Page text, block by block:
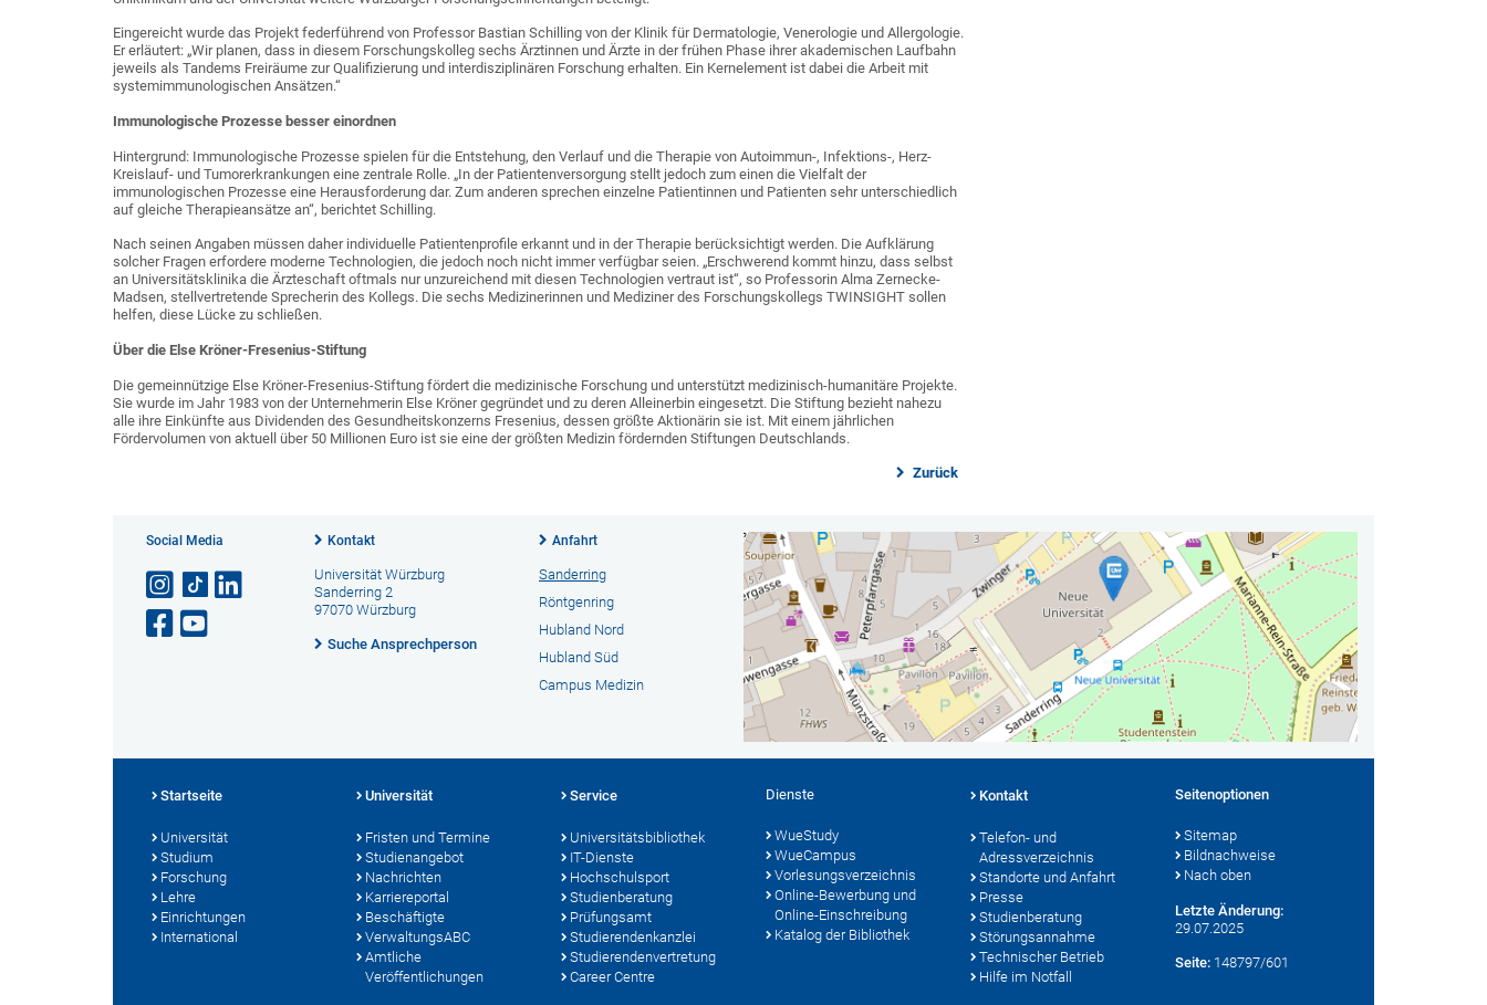
Eingereicht wurde das Projekt federführend von Professor Bastian Schilling von der Klinik für Dermatologie, Venerologie und Allergologie.
Er erläutert: „Wir planen, dass in diesem Forschungskolleg sechs Ärztinnen und Ärzte in der frühen Phase ihrer akademischen Laufbahn
jeweils als Tandems Freiräume zur Qualifizierung und interdisziplinären Forschung erhalten. Ein Kernelement ist dabei die Arbeit mit
systemimmunologischen Ansätzen.“
Immunologische Prozesse besser einordnen
Hintergrund: Immunologische Prozesse spielen für die Entstehung, den Verlauf und die Therapie von Autoimmun-, Infektions-, Herz-
Kreislauf- und Tumorerkrankungen eine zentrale Rolle. „In der Patientenversorgung stellt jedoch zum einen die Vielfalt der
immunologischen Prozesse eine Herausforderung dar. Zum anderen sprechen einzelne Patientinnen und Patienten sehr unterschiedlich
auf gleiche Therapieansätze an“, berichtet Schilling.
Nach seinen Angaben müssen daher individuelle Patientenprofile erkannt und in der Therapie berücksichtigt werden. Die Aufklärung
solcher Fragen erfordere moderne Technologien, die jedoch noch nicht immer verfügbar seien. „Erschwerend kommt hinzu, dass selbst
an Universitätsklinika die Ärzteschaft oftmals nur unzureichend mit diesen Technologien vertraut ist“, so Professorin Alma Zernecke-
Madsen, stellvertretende Sprecherin des Kollegs. Die sechs Medizinerinnen und Mediziner des Forschungskollegs TWINSIGHT sollen
helfen, diese Lücke zu schließen.
Über die Else Kröner-Fresenius-Stiftung
Die gemeinnützige Else Kröner-Fresenius-Stiftung fördert die medizinische Forschung und unterstützt medizinisch-humanitäre Projekte.
Sie wurde im Jahr 1983 von der Unternehmerin Else Kröner gegründet und zu deren Alleinerbin eingesetzt. Die Stiftung bezieht nahezu
alle ihre Einkünfte aus Dividenden des Gesundheitskonzerns Fresenius, dessen größte Aktionärin sie ist. Mit einem jährlichen
Fördervolumen von aktuell über 50 Millionen Euro ist sie eine der größten Medizin fördernden Stiftungen Deutschlands.
Zurück
Social Media Kontakt
Universität Würzburg
Sanderring 2
97070 Würzburg
Suche Ansprechperson
Anfahrt
Sanderring
Röntgenring
Hubland Nord
Hubland Süd
Campus Medizin
Startseite
Universität
Studium
Forschung
Lehre
Einrichtungen
International
Universität
Fristen und Termine
Studienangebot
Nachrichten
Karriereportal
Beschäftigte
VerwaltungsABC
Amtliche
Veröffentlichungen
Service
Universitätsbibliothek
IT-Dienste
Hochschulsport
Studienberatung
Prüfungsamt
Studierendenkanzlei
Studierendenvertretung
Career Centre
Dienste
WueStudy
WueCampus
Vorlesungsverzeichnis
Online-Bewerbung und
Online-Einschreibung
Katalog der Bibliothek
Kontakt
Telefon- und
Adressverzeichnis
Standorte und Anfahrt
Presse
Studienberatung
Störungsannahme
Technischer Betrieb
Hilfe im Notfall
Seitenoptionen
Sitemap
Bildnachweise
Nach oben
Letzte Änderung:
29.07.2025
Seite: 148797/601